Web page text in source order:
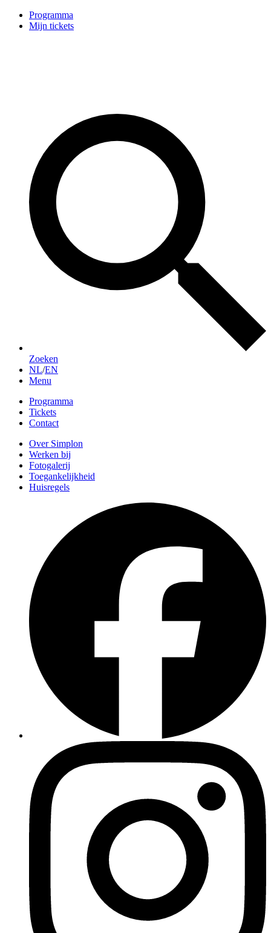
Programma
Mijn tickets
Zoeken
NL/EN
Menu
Programma
Tickets
Contact
Over Simplon
Werken bij
Fotogalerij
Toegankelijkheid
Huisregels